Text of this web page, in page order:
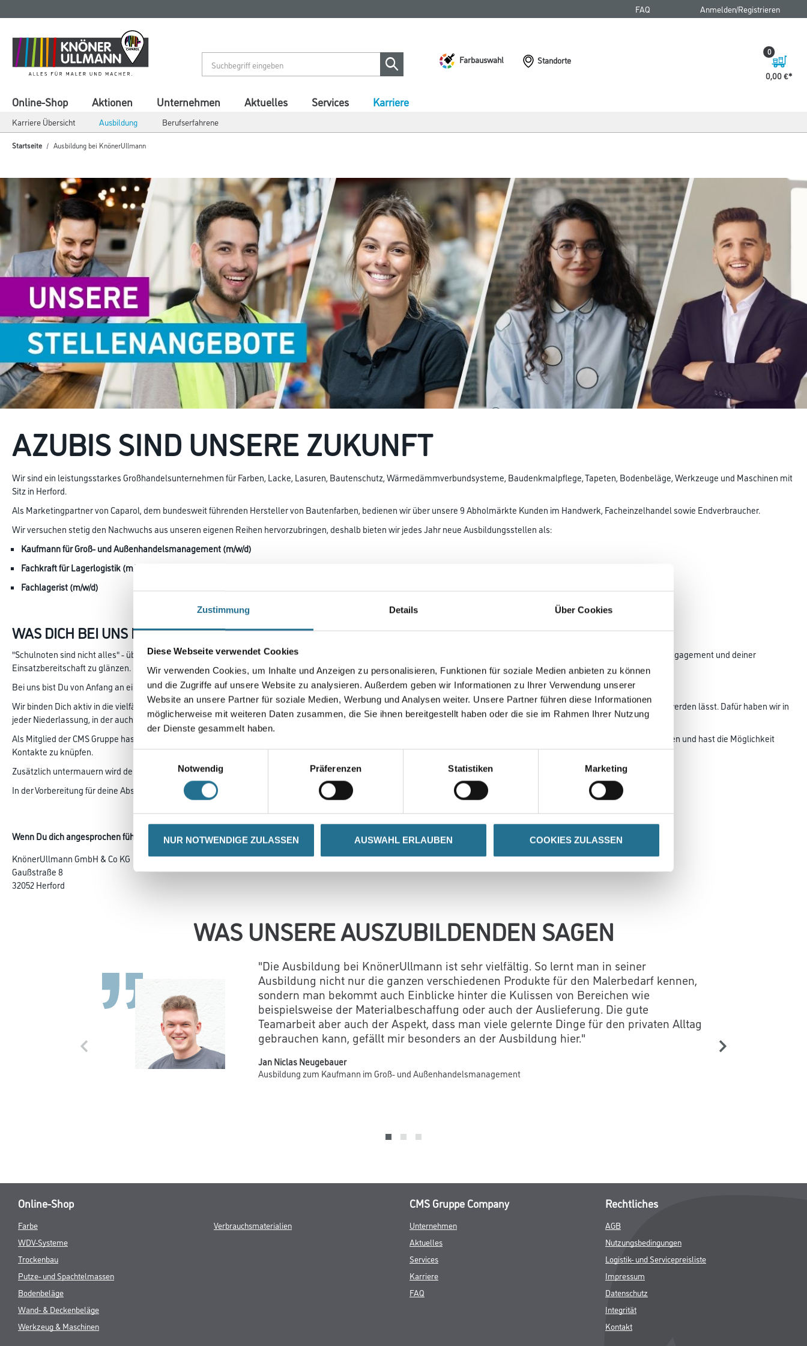
Zustimmung Details Über Cookies
Diese Webseite verwendet Cookies
Wir verwenden Cookies, um Inhalte und Anzeigen zu personalisieren, Funktionen für soziale Medien anbieten zu können
und die Zugriffe auf unsere Website zu analysieren. Außerdem geben wir Informationen zu Ihrer Verwendung unserer
Website an unsere Partner für soziale Medien, Werbung und Analysen weiter. Unsere Partner führen diese Informationen
möglicherweise mit weiteren Daten zusammen, die Sie ihnen bereitgestellt haben oder die sie im Rahmen Ihrer Nutzung
der Dienste gesammelt haben.
Notwendig
Präferenzen Statistiken Marketing
NUR NOTWENDIGE ZULASSEN AUSWAHL ERLAUBEN COOKIES ZULASSEN
springen
springen
FAQ Anmelden/Registrieren
Farbauswahl
Standorte
0,00 €
0
Online-Shop Aktionen Unternehmen Aktuelles Services Karriere
Karriere Übersicht Ausbildung Berufserfahrene
Startseite Ausbildung bei KnönerUllmann
AZUBIS SIND UNSERE ZUKUNFT
Wir sind ein leistungsstarkes Großhandelsunternehmen für Farben, Lacke, Lasuren, Bautenschutz, Wärmedämmverbundsysteme, Baudenkmalpflege, Tapeten, Bodenbeläge, Werkzeuge und Maschinen mit
Sitz in Herford.
Als Marketingpartner von Caparol, dem bundesweit führenden Hersteller von Bautenfarben, bedienen wir über unsere 9 Abholmärkte Kunden im Handwerk, Facheinzelhandel sowie Endverbraucher.
Wir versuchen stetig den Nachwuchs aus unseren eigenen Reihen hervorzubringen, deshalb bieten wir jedes Jahr neue Ausbildungsstellen als:
Kaufmann für Groß- und Außenhandelsmanagement (m/w/d)
Fachkraft für Lagerlogistik (m/w/d)
Fachlagerist (m/w/d)
WAS DICH BEI UNS ERWARTET:
"Schulnoten sind nicht alles" - überzeuge uns mit deiner aussagekräftigen Bewerbung und du hast die Möglichkeit bei einem persönlichen Vorstellungsgespräch mit deinem Engagement und deiner
Einsatzbereitschaft zu glänzen.
Bei uns bist Du von Anfang an ein vollwertiges Mitglied des Teams.
Wir binden Dich aktiv in die vielfältigen Aufgaben des Großhandels ein, sodass Du eine umfassende und qualifizierte Ausbildung erhältst, die Dich zum Experten Deines Fachs werden lässt. Dafür haben wir in
jeder Niederlassung, in der auch ausgebildet wird, einen Ausbildungsleiter der dich durch deine Ausbildung begleitet. Somit hast du deinen Ansprechpartner immer vor Ort.
Als Mitglied der CMS Gruppe hast du bei uns die Möglichkeit regelmäßig Fachseminare und Produktschulungen zu besuchen. Hier lernst du Azubis aus ganz Deutschland kennen und hast die Möglichkeit
Kontakte zu knüpfen.
Zusätzlich untermauern wird deine schulische Ausbildung mit innerbetrieblichen Schulungen.
In der Vorbereitung für deine Abschlussprüfung unterstützen wir dich gerne.
Wenn Du dich angesprochen fühlst, freuen wir uns auf deine Bewerbung!(gerne per E-Mail, pdf, max. 4 MB) ankarriere@knoenerullmann.deoder per Post an:
KnönerUllmann GmbH & Co KG
Gaußstraße 8
32052 Herford
WAS UNSERE AUSZUBILDENDEN SAGEN
"Die Ausbildung bei KnönerUllmann ist sehr vielfältig. So lernt man in seiner
Ausbildung nicht nur die ganzen verschiedenen Produkte für den Malerbedarf kennen,
sondern man bekommt auch Einblicke hinter die Kulissen von Bereichen wie
beispielsweise der Materialbeschaffung oder auch der Auslieferung. Die gute
Teamarbeit aber auch der Aspekt, dass man viele gelernte Dinge für den privaten Alltag
gebrauchen kann, gefällt mir besonders an der Ausbildung hier."
Jan Niclas Neugebauer
Ausbildung zum Kaufmann im Groß- und Außenhandelsmanagement
Online-Shop
Farbe
WDV-Systeme
Trockenbau
Putze- und Spachtelmassen
Bodenbeläge
Wand- & Deckenbeläge
Werkzeug & Maschinen
Verbrauchsmaterialien
CMS Gruppe Company
Unternehmen
Aktuelles
Services
Karriere
FAQ
Rechtliches
AGB
Nutzungsbedingungen
Logistik- und Servicepreisliste
Impressum
Datenschutz
Integrität
Kontakt